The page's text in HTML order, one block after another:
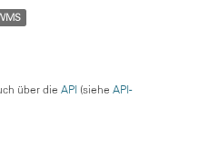
über die API (siehe API-